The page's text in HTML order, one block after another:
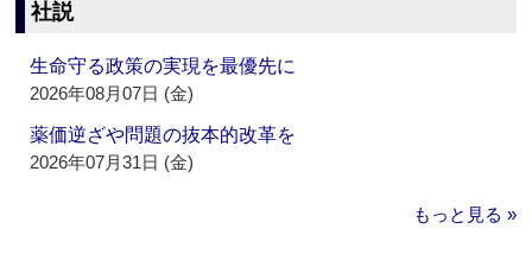
社説
生命守る政策の実現を最優先に
2026年08月07日 (金)
薬価逆ざや問題の抜本的改革を
2026年07月31日 (金)
もっと見る »